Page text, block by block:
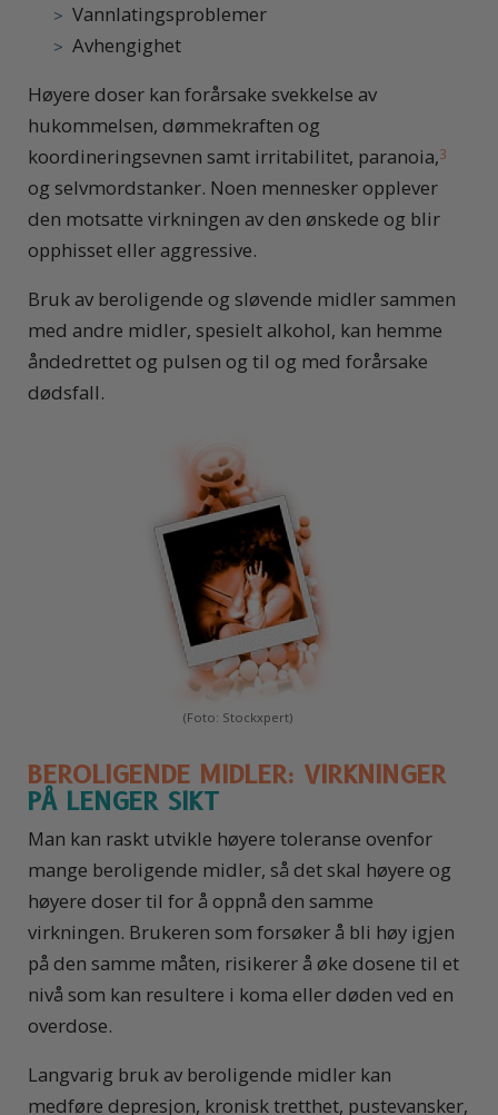
Vannlatingsproblemer
Avhengighet
Høyere doser kan forårsake svekkelse av
hukommelsen, dømmekraften og
koordineringsevnen samt irritabilitet, paranoia,3
og selvmordstanker. Noen mennesker opplever
den motsatte virkningen av den ønskede og blir
opphisset eller aggressive.
Bruk av beroligende og sløvende midler sammen
med andre midler, spesielt alkohol, kan hemme
åndedrettet og pulsen og til og med forårsake
dødsfall.
(Foto: Stockxpert)
BEROLIGENDE MIDLER: VIRKNINGER
PÅ LENGER SIKT
Man kan raskt utvikle høyere toleranse ovenfor
mange beroligende midler, så det skal høyere og
høyere doser til for å oppnå den samme
virkningen. Brukeren som forsøker å bli høy igjen
på den samme måten, risikerer å øke dosene til et
nivå som kan resultere i koma eller døden ved en
overdose.
Langvarig bruk av beroligende midler kan
medføre depresjon, kronisk tretthet, pustevansker,